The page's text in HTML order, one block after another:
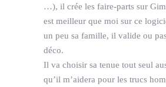
…), il crée les faire-parts sur
est meilleur que moi sur ce
un peu sa famille, il valide ou
déco.
Il va choisir sa tenue tout seul
qu’il m’aidera pour les trucs